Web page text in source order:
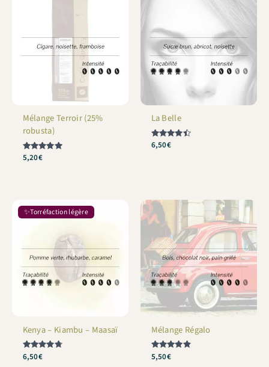
Mélange Terroir (25%
robusta)
Note
5,20€
La Belle
Note
4.38
6,50€
✨Torréfaction légère
Kenya – Kiambu – Maasaï
Note
4.71
6,50€
Mélange Régalo
Note
4.79
5,50€